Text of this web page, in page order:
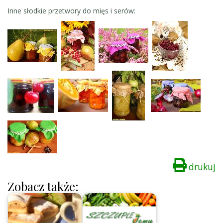
Inne słodkie przetwory do mięs i serów:
drukuj
Zobacz także: